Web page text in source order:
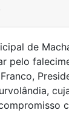
de
pelo